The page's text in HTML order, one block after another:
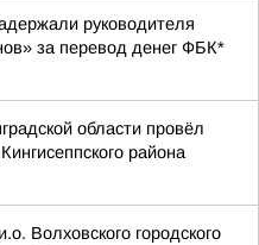
руководителя
за перевод денег ФБК*
области провёл
района
Волховского городского